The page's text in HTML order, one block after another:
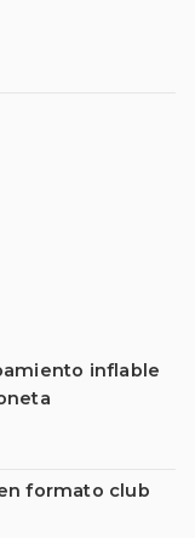
inflable
formato club